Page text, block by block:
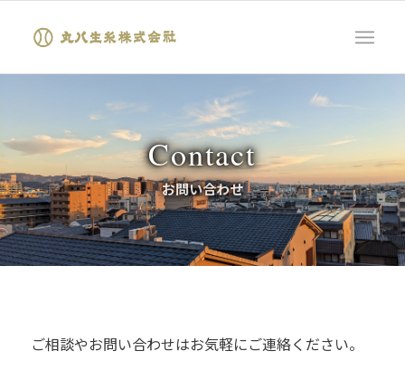
Contact
お問い合わせ
ご相談やお問い合わせはお気軽にご連絡ください。